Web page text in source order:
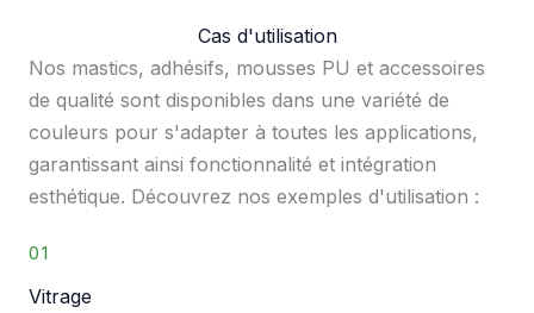
Cas d'utilisation
Nos mastics, adhésifs, mousses PU et accessoires
de qualité sont disponibles dans une variété de
couleurs pour s'adapter à toutes les applications,
garantissant ainsi fonctionnalité et intégration
esthétique. Découvrez nos exemples d'utilisation :
01
Vitrage